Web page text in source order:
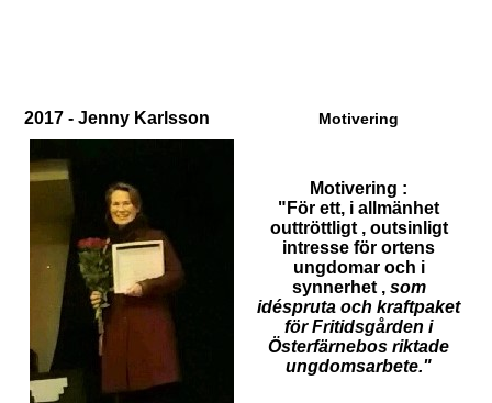
2017 - Jenny Karlsson Motivering
Motivering :
"För ett, i allmänhet
outtröttligt , outsinligt
intresse för ortens
ungdomar och i
synnerhet , som
idéspruta och kraftpaket
för Fritidsgården i
Österfärnebos riktade
ungdomsarbete."